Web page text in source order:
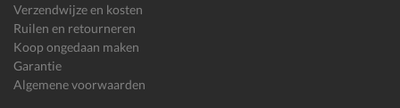
Verzendwijze en kosten
Ruilen en retourneren
Koop ongedaan maken
Garantie
Algemene voorwaarden